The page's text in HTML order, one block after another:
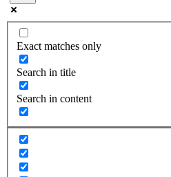
Exact matches only
Search in title
Search in content